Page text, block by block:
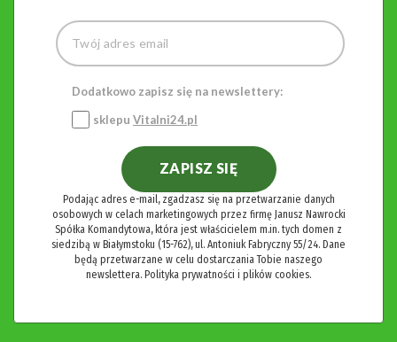
Dodatkowo zapisz się na newslettery:
sklepu Vitalni24.pl
ZAPISZ SIĘ
Podając adres e-mail, zgadzasz się na przetwarzanie danych
osobowych w celach marketingowych przez firmę Janusz Nawrocki
Spółka Komandytowa, która jest właścicielem m.in. tych domen z
siedzibą w Białymstoku (15-762), ul. Antoniuk Fabryczny 55/24. Dane
będą przetwarzane w celu dostarczania Tobie naszego
newslettera. Polityka prywatności i plików cookies.